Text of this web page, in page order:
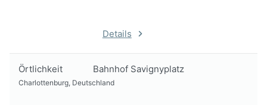
Details
Örtlichkeit Bahnhof Savignyplatz
Charlottenburg, Deutschland